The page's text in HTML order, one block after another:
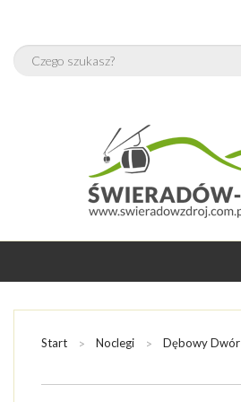
BAZA NOCLEGÓW
WOLNE POKOJE
Start Noclegi Dębowy Dwór